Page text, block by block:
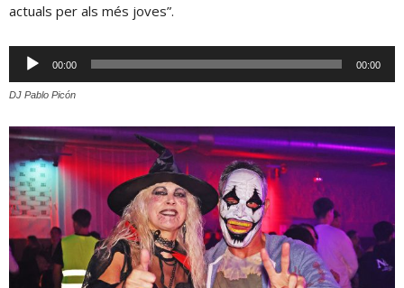
actuals per als més joves”.
Reproductor
d'àudio
00:00 00:00
DJ Pablo Picón